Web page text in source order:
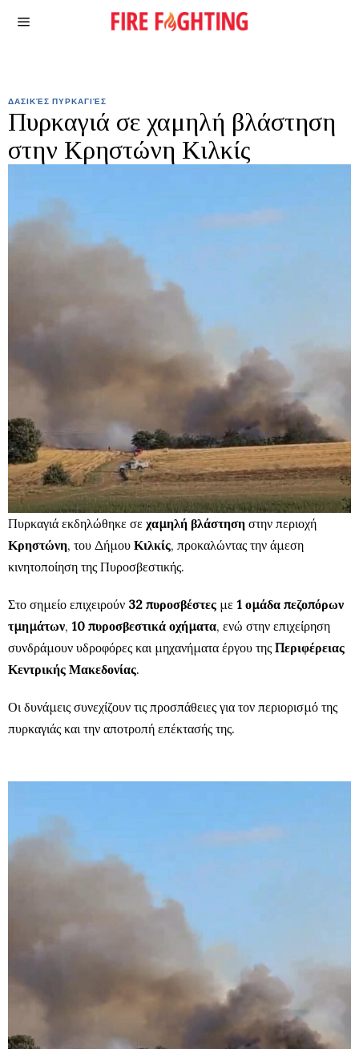
ΔΑΣΙΚΈΣ ΠΥΡΚΑΓΙΈΣ
Πυρκαγιά σε χαμηλή βλάστηση
στην Κρηστώνη Κιλκίς
Πυρκαγιά εκδηλώθηκε σε χαμηλή βλάστηση στην περιοχή
Κρηστώνη, του Δήμου Κιλκίς, προκαλώντας την άμεση
κινητοποίηση της Πυροσβεστικής.
Στο σημείο επιχειρούν 32 πυροσβέστες με 1 ομάδα πεζοπόρων
τμημάτων, 10 πυροσβεστικά οχήματα, ενώ στην επιχείρηση
συνδράμουν υδροφόρες και μηχανήματα έργου της Περιφέρειας
Κεντρικής Μακεδονίας.
Οι δυνάμεις συνεχίζουν τις προσπάθειες για τον περιορισμό της
πυρκαγιάς και την αποτροπή επέκτασής της.